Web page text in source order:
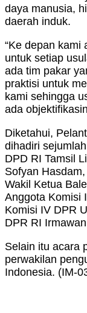
daya manusia,
daerah induk.
“Ke depan kami
untuk setiap
ada tim pakar
praktisi untuk
kami sehingga
ada
Diketahui,
dihadiri
DPD RI Tamsil
Sofyan
Wakil Ketua
Anggota Komisi
Komisi IV DPR
DPR RI
Selain itu acara
perwakilan
Indonesia. (IM-